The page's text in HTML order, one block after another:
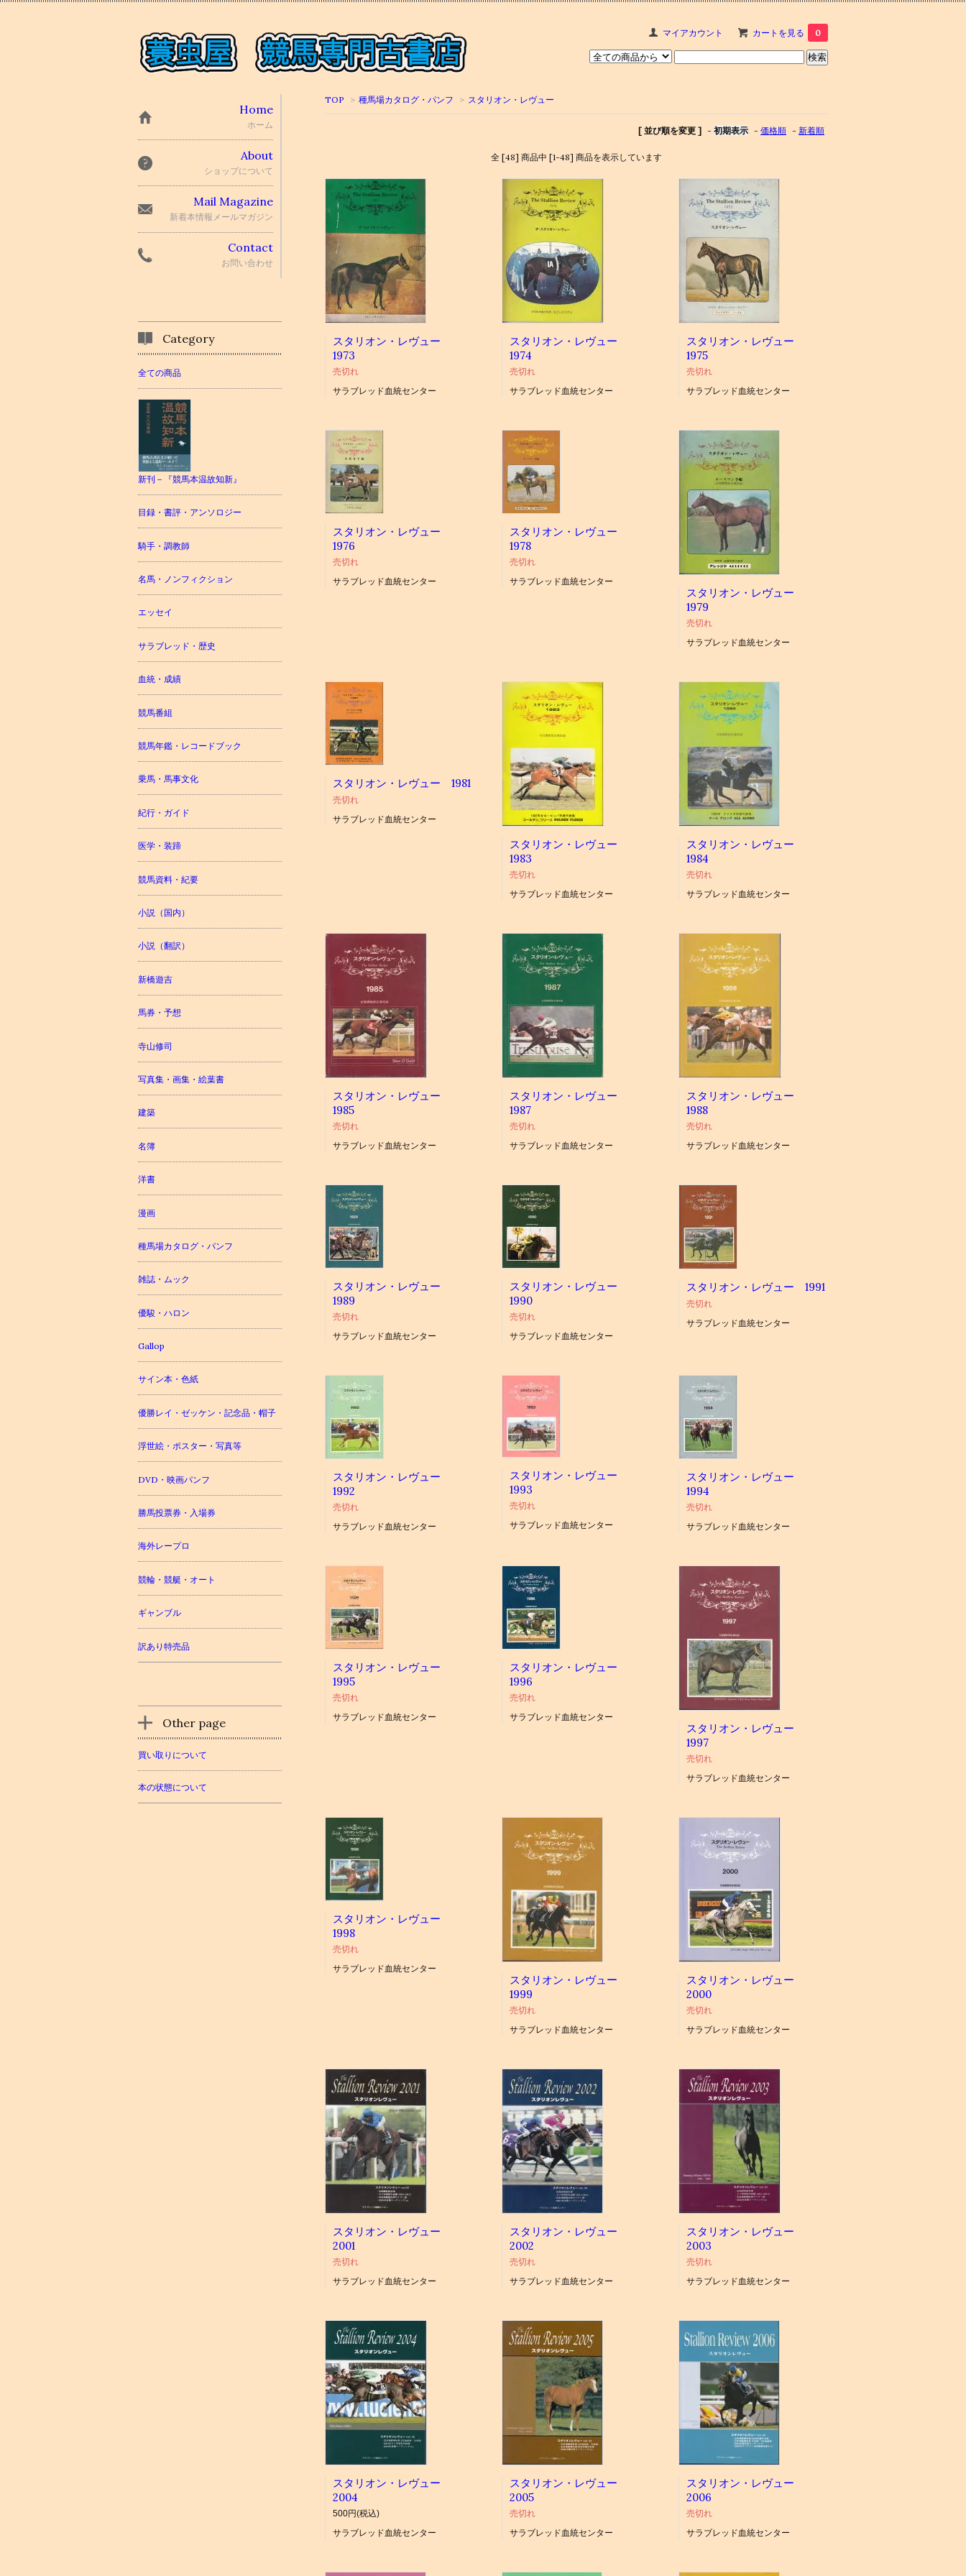
マイアカウント カートを見る 0
TOP > 種馬場カタログ・パンフ > スタリオン・レヴュー
[ 並び順を変更 ] - 初期表示 - 価格順 - 新着順
全 [48] 商品中 [1-48] 商品を表示しています
スタリオン・レヴュー
1973
売切れ
サラブレッド血統センター
スタリオン・レヴュー
1974
売切れ
サラブレッド血統センター
スタリオン・レヴュー
1975
売切れ
サラブレッド血統センター
スタリオン・レヴュー
1976
売切れ
サラブレッド血統センター
スタリオン・レヴュー
1978
売切れ
サラブレッド血統センター
スタリオン・レヴュー
1979
売切れ
サラブレッド血統センター
スタリオン・レヴュー 1981
売切れ
サラブレッド血統センター
スタリオン・レヴュー
1983
売切れ
サラブレッド血統センター
スタリオン・レヴュー
1984
売切れ
サラブレッド血統センター
スタリオン・レヴュー
1985
売切れ
サラブレッド血統センター
スタリオン・レヴュー
1987
売切れ
サラブレッド血統センター
スタリオン・レヴュー
1988
売切れ
サラブレッド血統センター
スタリオン・レヴュー
1989
売切れ
サラブレッド血統センター
スタリオン・レヴュー
1990
売切れ
サラブレッド血統センター
スタリオン・レヴュー 1991
売切れ
サラブレッド血統センター
スタリオン・レヴュー
1992
売切れ
サラブレッド血統センター
スタリオン・レヴュー
1993
売切れ
サラブレッド血統センター
スタリオン・レヴュー
1994
売切れ
サラブレッド血統センター
スタリオン・レヴュー
1995
売切れ
サラブレッド血統センター
スタリオン・レヴュー
1996
売切れ
サラブレッド血統センター
スタリオン・レヴュー
1997
売切れ
サラブレッド血統センター
スタリオン・レヴュー
1998
売切れ
サラブレッド血統センター
スタリオン・レヴュー
1999
売切れ
サラブレッド血統センター
スタリオン・レヴュー
2000
売切れ
サラブレッド血統センター
スタリオン・レヴュー
2001
売切れ
サラブレッド血統センター
スタリオン・レヴュー
2002
売切れ
サラブレッド血統センター
スタリオン・レヴュー
2003
売切れ
サラブレッド血統センター
スタリオン・レヴュー
2004
500円(税込)
サラブレッド血統センター
スタリオン・レヴュー
2005
売切れ
サラブレッド血統センター
スタリオン・レヴュー
2006
売切れ
サラブレッド血統センター
Home
ホーム
About
ショップについて
Mail Magazine
新着本情報メールマガジン
Contact
お問い合わせ
Category
全ての商品
新刊－『競馬本温故知新』
目録・書評・アンソロジー
騎手・調教師
名馬・ノンフィクション
エッセイ
サラブレッド・歴史
血統・成績
競馬番組
競馬年鑑・レコードブック
乗馬・馬事文化
紀行・ガイド
医学・装蹄
競馬資料・紀要
小説（国内）
小説（翻訳）
新橋遊吉
馬券・予想
寺山修司
写真集・画集・絵葉書
建築
名簿
洋書
漫画
種馬場カタログ・パンフ
雑誌・ムック
優駿・ハロン
Gallop
サイン本・色紙
優勝レイ・ゼッケン・記念品・帽子
浮世絵・ポスター・写真等
DVD・映画パンフ
勝馬投票券・入場券
海外レープロ
競輪・競艇・オート
ギャンブル
訳あり特売品
Other page
買い取りについて
本の状態について